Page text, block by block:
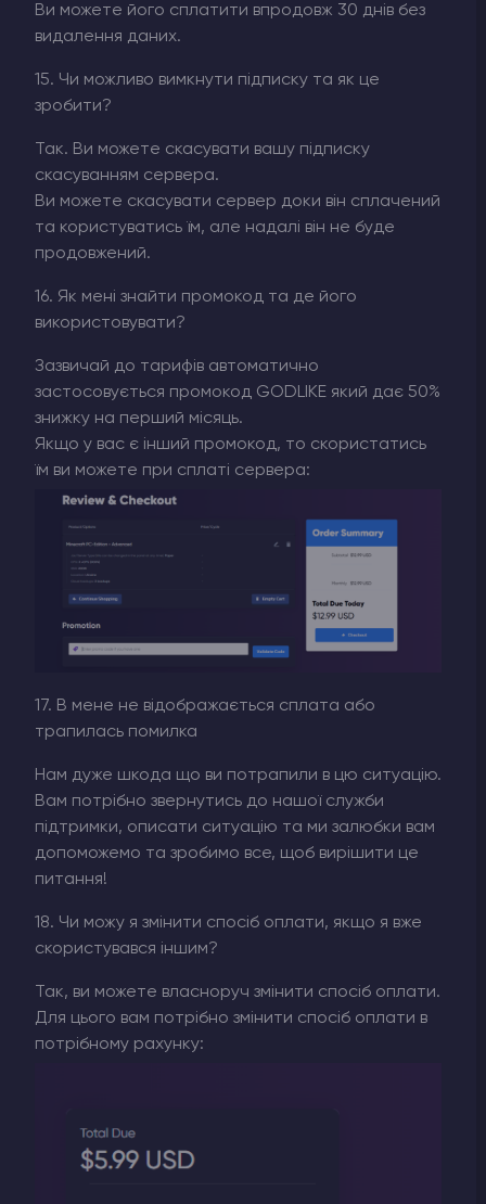
Ви можете його сплатити впродовж 30 днів без
видалення даних.
15. Чи можливо вимкнути підписку та як це
зробити?
Так. Ви можете скасувати вашу підписку
скасуванням сервера.
Ви можете скасувати сервер доки він сплачений
та користуватись їм, але надалі він не буде
продовжений.
16. Як мені знайти промокод та де його
використовувати?
Зазвичай до тарифів автоматично
застосовується промокод GODLIKE який дає 50%
знижку на перший місяць.
Якщо у вас є інший промокод, то скористатись
їм ви можете при сплаті сервера:
17. В мене не відображається сплата або
трапилась помилка
Нам дуже шкода що ви потрапили в цю ситуацію.
Вам потрібно звернутись до нашої служби
підтримки, описати ситуацію та ми залюбки вам
допоможемо та зробимо все, щоб вирішити це
питання!
18. Чи можу я змінити спосіб оплати, якщо я вже
скористувався іншим?
Так, ви можете власноруч змінити спосіб оплати.
Для цього вам потрібно змінити спосіб оплати в
потрібному рахунку: